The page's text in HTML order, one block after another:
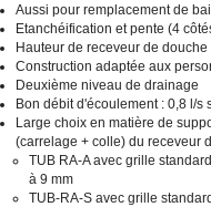
Aussi pour remplacement de
Etanchéification et pente (4
Hauteur de receveur de
Construction adaptée aux
Deuxième niveau de drainage
Bon débit d'écoulement : 0,8 l/s
Large choix en matière de
(carrelage + colle) du receveur
TUB RA-A avec grille
à 9 mm
TUB-RA-S avec grille